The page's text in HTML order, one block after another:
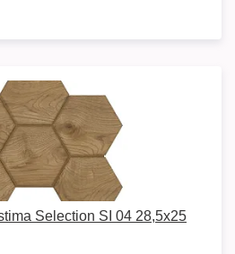
Selection SI 04 28,5x25